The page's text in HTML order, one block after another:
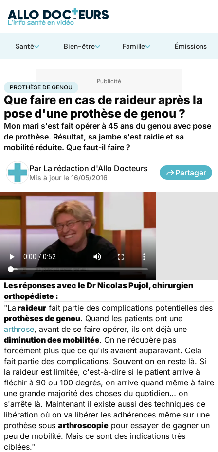
Santé Bien-être Famille Émissions
AccueilSantéProthèse de genou
PROTHÈSE DE GENOU
Que faire en cas de raideur après la
pose d'une prothèse de genou ?
Mon mari s'est fait opérer à 45 ans du genou avec pose
de prothèse. Résultat, sa jambe s'est raidie et sa
mobilité réduite. Que faut-il faire ?
Par La rédaction d'Allo Docteurs
Mis à jour le 16/05/2016
Partager
Les réponses avec le Dr Nicolas Pujol, chirurgien
orthopédiste :
"La raideur fait partie des complications potentielles des
prothèses de genou. Quand les patients ont une
arthrose, avant de se faire opérer, ils ont déjà une
diminution des mobilités. On ne récupère pas
forcément plus que ce qu'ils avaient auparavant. Cela
fait partie des complications. Souvent on en reste là. Si
la raideur est limitée, c'est-à-dire si le patient arrive à
fléchir à 90 ou 100 degrés, on arrive quand même à faire
une grande majorité des choses du quotidien… on
s'arrête là. Maintenant il existe aussi des techniques de
libération où on va libérer les adhérences même sur une
prothèse sous arthroscopie pour essayer de gagner un
peu de mobilité. Mais ce sont des indications très
ciblées."